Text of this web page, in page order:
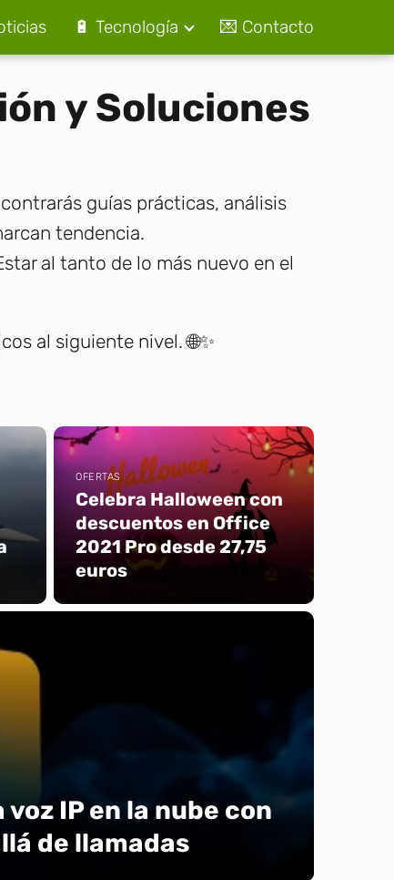
🔋 Tecnología 💌 Contacto
y Soluciones
guías prácticas, análisis
tendencia.
al tanto de lo más nuevo en el
al siguiente nivel. 🌐✨
OFERTAS
Celebra Halloween con
descuentos en Office
2021 Pro desde 27,75
euros
IP en la nube con
de llamadas